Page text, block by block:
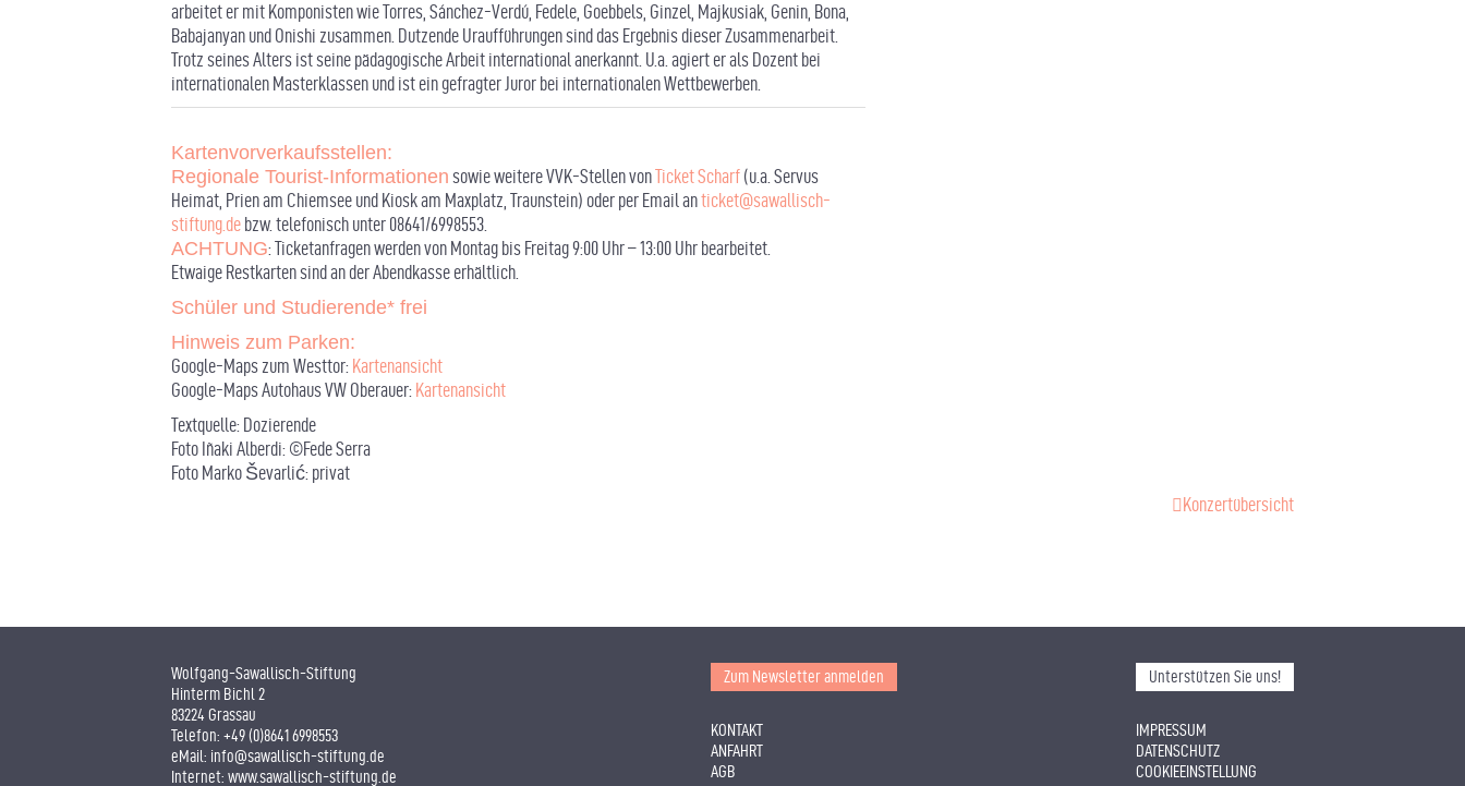
arbeitet er mit Komponisten wie Torres, Sánchez-Verdú, Fedele, Goebbels, Ginzel, Majkusiak, Genin, Bona,
Babajanyan und Onishi zusammen. Dutzende Uraufführungen sind das Ergebnis dieser Zusammenarbeit.
Trotz seines Alters ist seine pädagogische Arbeit international anerkannt. U.a. agiert er als Dozent bei
internationalen Masterklassen und ist ein gefragter Juror bei internationalen Wettbewerben.
Kartenvorverkaufsstellen:
Regionale Tourist-Informationen sowie weitere VVK-Stellen vonTicket Scharf (u.a. Servus
Heimat, Prien am Chiemsee und Kiosk am Maxplatz, Traunstein) oder per Email anticket@sawallisch-
stiftung.de bzw. telefonisch unter 08641/6998553.
ACHTUNG: Ticketanfragen werden von Montag bis Freitag 9:00 Uhr – 13:00 Uhr bearbeitet.
Etwaige Restkarten sind an der Abendkasse erhältlich.
Schüler und Studierende* frei
Hinweis zum Parken:
Google-Maps zum Westtor: Kartenansicht
Google-Maps Autohaus VW Oberauer: Kartenansicht
Textquelle: Dozierende
Foto Iñaki Alberdi: ©Fede Serra
Foto Marko Ševarlić: privat
Konzertübersicht
Wolfgang-Sawallisch-Stiftung
Hinterm Bichl 2
83224 Grassau
Telefon: +49 (0)8641 6998553
eMail: info@sawallisch-stiftung.de
Internet: www.sawallisch-stiftung.de
Zum Newsletter anmelden
KONTAKT
ANFAHRT
AGB
Unterstützen Sie uns!
IMPRESSUM
DATENSCHUTZ
COOKIEEINSTELLUNG